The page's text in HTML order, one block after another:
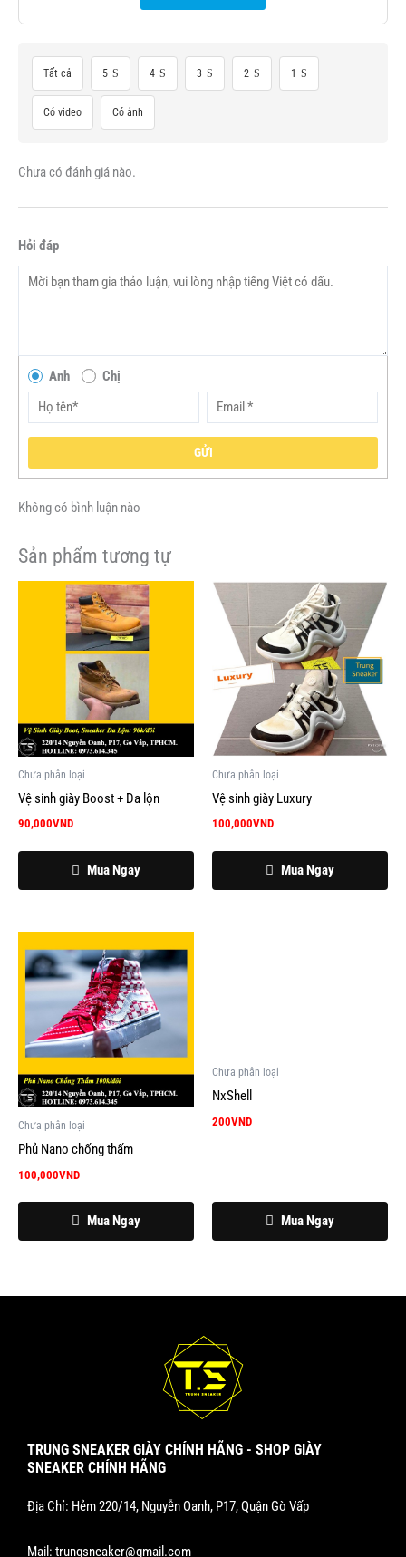
Tất cả 5 4 3 2 1
Có video Có ảnh
Chưa có đánh giá nào.
Hỏi đáp
Anh Chị
GỬI
Không có bình luận nào
Sản phẩm tương tự
Chưa phân loại
Vệ sinh giày Boost + Da lộn
90,000VND
Mua Ngay
Chưa phân loại
Vệ sinh giày Luxury
100,000VND
Mua Ngay
Chưa phân loại
Phủ Nano chống thấm
100,000VND
Mua Ngay
Chưa phân loại
NxShell
200VND
Mua Ngay
TRUNG SNEAKER GIÀY CHÍNH HÃNG - SHOP GIÀY
SNEAKER CHÍNH HÃNG
Địa Chỉ: Hẻm 220/14, Nguyễn Oanh, P17, Quận Gò Vấp
Mail: trungsneaker@gmail.com